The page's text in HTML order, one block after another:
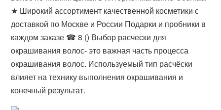
★ Широкий ассортимент качественной косметики с
доставкой по Москве и России Подарки и пробники в
каждом заказе ☎ 8 () Выбор расчески для
окрашивания волос- это важная часть процесса
окрашивания волос. Используемый тип расчёски
влияет на технику выполнения окрашивания и
конечный результат.